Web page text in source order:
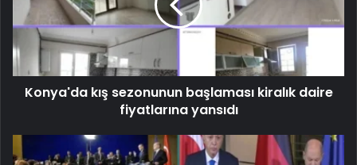
Konya'da kış sezonunun başlaması kiralık daire
fiyatlarına yansıdı